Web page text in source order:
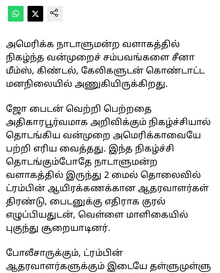
அமெரிக்க நாடாளுமன்ற வளாகத்தில்
நிகழ்ந்த வன்முறைச் சம்பவங்களை சீனா
மீம்ஸ், கிண்டல், கேலிகளுடன் கொண்டாட்ட
மனநிலையில் அணுகியிருக்கிறது.
ஜோ பைடன் வெற்றி பெற்றதை
அதிகாரபூர்வமாக அறிவிக்கும் நிகழ்ச்சியால்
தொடங்கிய வன்முறை அமெரிக்காவையே
பற்றி எரிய வைத்தது. இந்த நிகழ்ச்சி
தொடங்கும்போதே நாடாளுமன்ற
வளாகத்தில் இருந்து 2 மைல் தொலைவில்
ட்ரம்பின் ஆயிரக்கணக்கான ஆதரவாளர்கள்
திரண்டு, பைடனுக்கு எதிராக குரல்
எழுப்பியதுடன், வெள்ளை மாளிகையில்
புகுந்து சூறையாடினர்.
போலீசாருக்கும், ட்ரம்பின்
ஆதரவாளர்களுக்கும் இடையே தள்ளுமுள்ளு